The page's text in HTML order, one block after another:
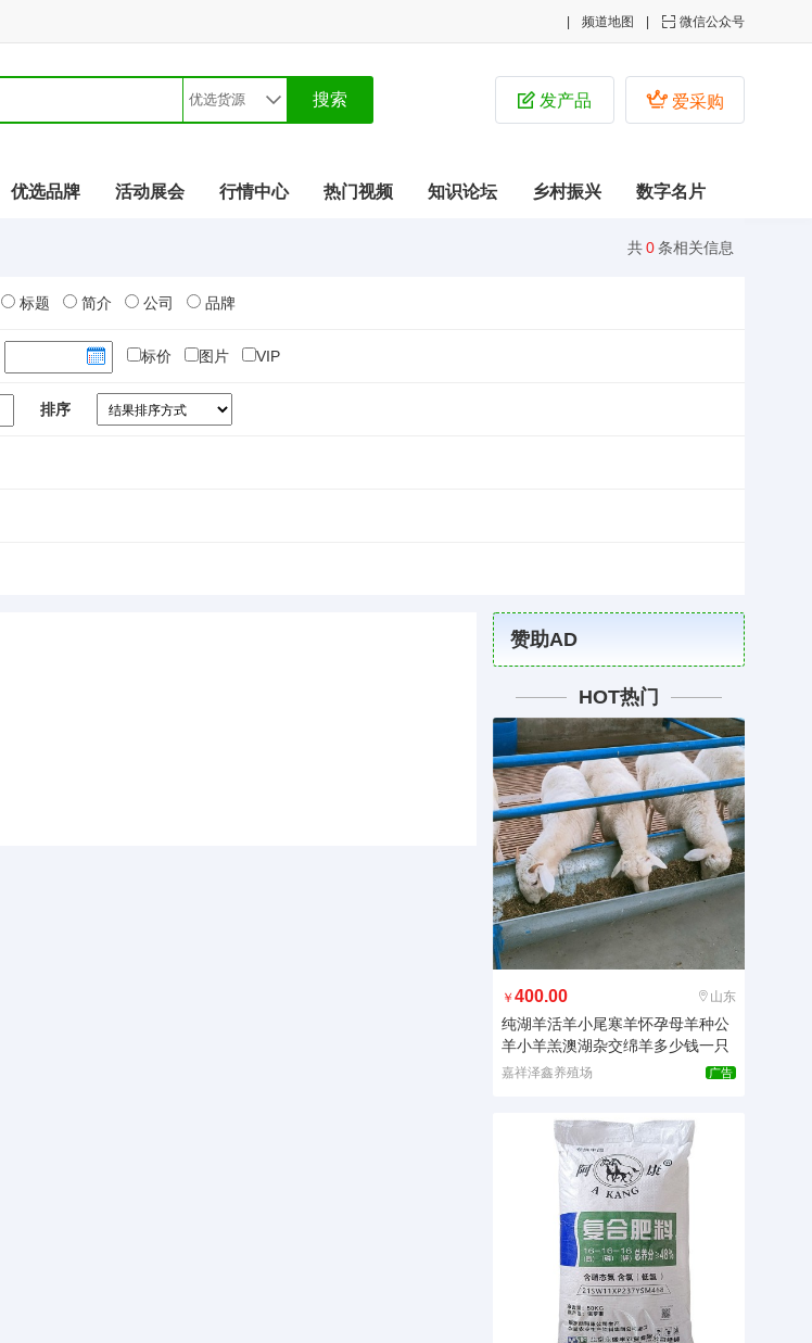
 微信公众号
频道地图
 爱采购
 发产品
优选品牌 活动展会 行情中心 热门视频 知识论坛 乡村振兴 数字名片
共0条相关信息
标题 简介 公司 品牌
标价 图片 VIP
排序
赞助AD
HOT热门
￥ 400.00 山东
纯湖羊活羊小尾寒羊怀孕母羊种公
羊小羊羔澳湖杂交绵羊多少钱一只
嘉祥泽鑫养殖场 广告